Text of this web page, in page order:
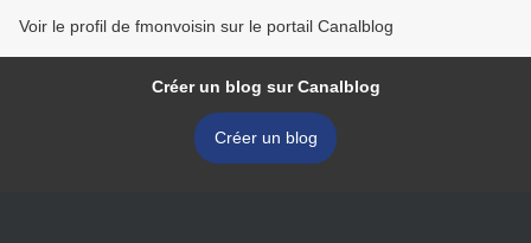
Voir le profil de fmonvoisin sur le portail Canalblog
Créer un blog sur Canalblog
Créer un blog